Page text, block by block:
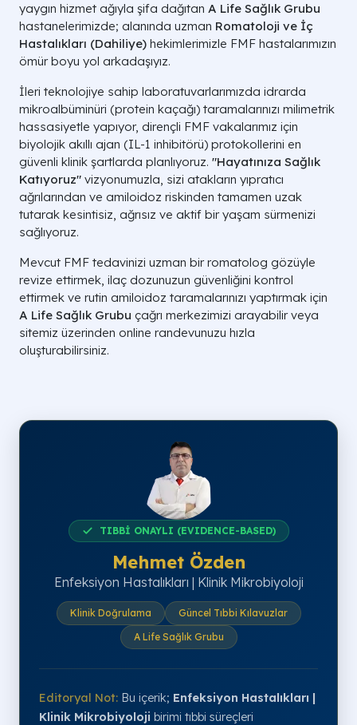
yaygın hizmet ağıyla şifa dağıtan A Life Sağlık Grubu
hastanelerimizde; alanında uzman Romatoloji ve İç
Hastalıkları (Dahiliye) hekimlerimizle FMF hastalarımızın
ömür boyu yol arkadaşıyız.
İleri teknolojiye sahip laboratuvarlarımızda idrarda
mikroalbüminüri (protein kaçağı) taramalarınızı milimetrik
hassasiyetle yapıyor, dirençli FMF vakalarımız için
biyolojik akıllı ajan (IL-1 inhibitörü) protokollerini en
güvenli klinik şartlarda planlıyoruz. "Hayatınıza Sağlık
Katıyoruz" vizyonumuzla, sizi atakların yıpratıcı
ağrılarından ve amiloidoz riskinden tamamen uzak
tutarak kesintisiz, ağrısız ve aktif bir yaşam sürmenizi
sağlıyoruz.
Mevcut FMF tedavinizi uzman bir romatolog gözüyle
revize ettirmek, ilaç dozunuzun güvenliğini kontrol
ettirmek ve rutin amiloidoz taramalarınızı yaptırmak için
A Life Sağlık Grubu çağrı merkezimizi arayabilir veya
sitemiz üzerinden online randevunuzu hızla
oluşturabilirsiniz.
TIBBİ ONAYLI (EVIDENCE-BASED)
Mehmet Özden
Enfeksiyon Hastalıkları | Klinik Mikrobiyoloji
Klinik Doğrulama
Güncel Tıbbi Kılavuzlar
A Life Sağlık Grubu
Editoryal Not: Bu içerik; Enfeksiyon Hastalıkları |
Klinik Mikrobiyoloji birimi tıbbi süreçleri